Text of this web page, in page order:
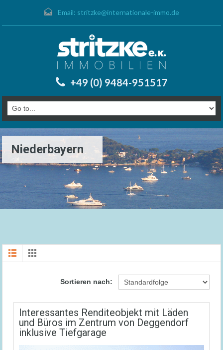
Email: stritzke@internationale-immo.de
+49 (0) 9484-951517
Niederbayern
Sortieren nach:
Interessantes Renditeobjekt mit Läden
und Büros im Zentrum von Deggendorf
inklusive Tiefgarage